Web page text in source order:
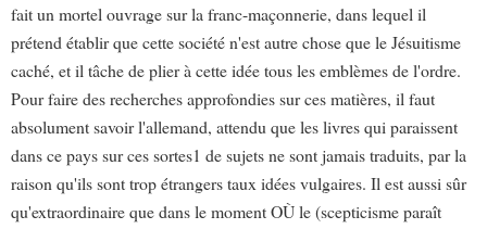
fait un mortel ouvrage sur la franc-maçonnerie, dans lequel il
prétend établir que cette société n'est autre chose que le Jésuitisme
caché, et il tâche de plier à cette idée tous les emblèmes de l'ordre.
Pour faire des recherches approfondies sur ces matières, il faut
absolument savoir l'allemand, attendu que les livres qui paraissent
dans ce pays sur ces sortes1 de sujets ne sont jamais traduits, par la
raison qu'ils sont trop étrangers taux idées vulgaires. Il est aussi sûr
qu'extraordinaire que dans le moment OÙ le (scepticisme paraît